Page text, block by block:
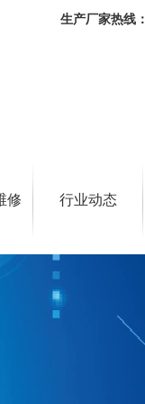
生产厂家热线：
修 行业动态